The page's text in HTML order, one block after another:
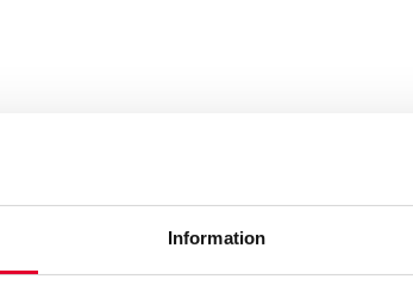
Information
finansiella institut i hela världen i att sätta
mellan United Nations Global Compact